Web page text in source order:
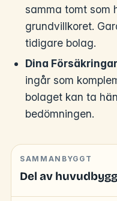
samma tomt som
grundvillkoret.
tidigare bolag.
Dina Försäkringar
ingår som
bolaget kan ta
bedömningen.
SAMMANBYGGT
Del av